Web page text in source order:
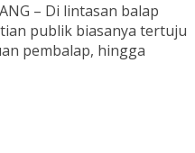
– Di lintasan balap
publik biasanya tertuju
pembalap, hingga